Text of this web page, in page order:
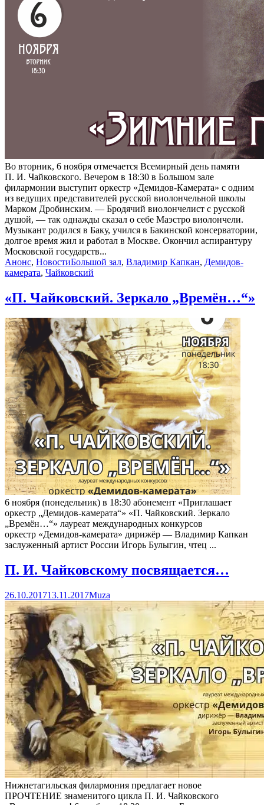
Во вторник, 6 ноября отмечается Всемирный день памяти
П. И. Чайковского. Вечером в 18:30 в Большом зале
филармонии выступит оркестр «Демидов-Камерата» с одним
из ведущих представителей русской виолончельной школы
Марком Дробинским. — Бродячий виолончелист с русской
душой, — так однажды сказал о себе Маэстро виолончели.
Музыкант родился в Баку, учился в Бакинской консерватории,
долгое время жил и работал в Москве. Окончил аспирантуру
Московской государств...
Анонс, НовостиБольшой зал, Владимир Капкан, Демидов-
камерата, Чайковский
«П. Чайковский. Зеркало „Времён…“»
6 ноября (понедельник) в 18:30 абонемент «Приглашает
оркестр „Демидов-камерата“» «П. Чайковский. Зеркало
„Времён…“» лауреат международных конкурсов
оркестр «Демидов-камерата» дирижёр — Владимир Капкан
заслуженный артист России Игорь Булыгин, чтец ...
П. И. Чайковскому посвящается…
26.10.201713.11.2017Muza
Нижнетагильская филармония предлагает новое
ПРОЧТЕНИЕ знаменитого цикла П. И. Чайковского